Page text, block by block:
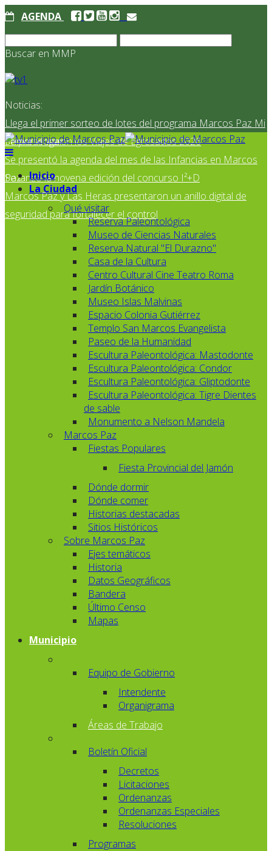
AGENDA
Buscar en MMP
Noticias:
Llega el primer sorteo de lotes del programa Marcos Paz Mi
Primer Hogar
Se presentaron los Viajes de Egresados 2026
Se presentó la agenda del mes de las Infancias en Marcos
Paz
Se lanzó la novena edición del concurso I²+D
Marcos Paz y Las Heras presentaron un anillo digital de
seguridad para fortalecer el control
Inicio
La Ciudad
Qué visitar
Reserva Paleontológica
Museo de Ciencias Naturales
Reserva Natural "El Durazno"
Casa de la Cultura
Centro Cultural Cine Teatro Roma
Jardín Botánico
Museo Islas Malvinas
Espacio Colonia Gutiérrez
Templo San Marcos Evangelista
Paseo de la Humanidad
Escultura Paleontológica: Mastodonte
Escultura Paleontológica: Condor
Escultura Paleontológica: Gliptodonte
Escultura Paleontológica: Tigre Dientes
de sable
Monumento a Nelson Mandela
Marcos Paz
Fiestas Populares
Fiesta Provincial del Jamón
Dónde dormir
Dónde comer
Historias destacadas
Sitios Históricos
Sobre Marcos Paz
Ejes temáticos
Historia
Datos Geográficos
Bandera
Último Censo
Mapas
Municipio
Equipo de Gobierno
Intendente
Organigrama
Áreas de Trabajo
Boletín Oficial
Decretos
Licitaciones
Ordenanzas
Ordenanzas Especiales
Resoluciones
Programas